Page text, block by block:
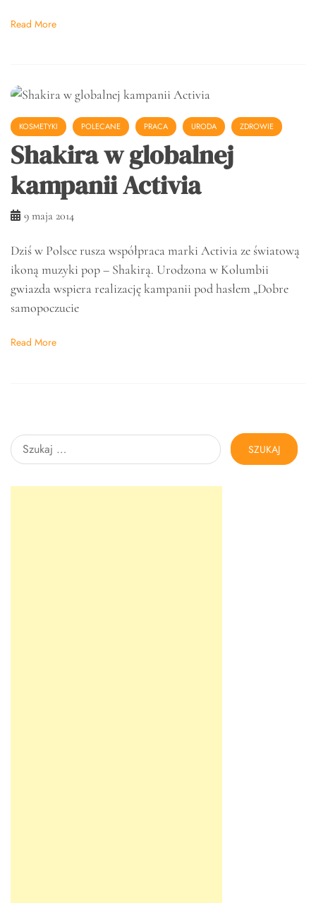
Read More
KOSMETYKI POLECANE PRACA URODA ZDROWIE
Shakira w globalnej
kampanii Activia
9 maja 2014
Dziś w Polsce rusza współpraca marki Activia ze światową
ikoną muzyki pop – Shakirą. Urodzona w Kolumbii
gwiazda wspiera realizację kampanii pod hasłem „Dobre
samopoczucie
Read More
Szukaj: